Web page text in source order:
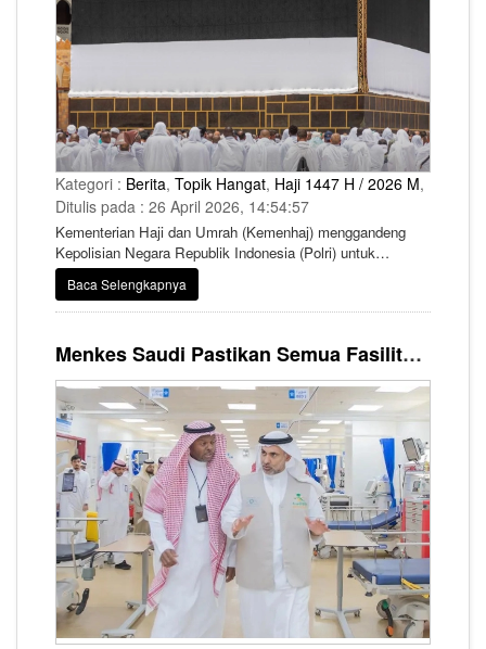
Kategori : Berita, Topik Hangat, Haji 1447 H / 2026 M,
Ditulis pada : 26 April 2026, 14:54:57
Kementerian Haji dan Umrah (Kemenhaj) menggandeng
Kepolisian Negara Republik Indonesia (Polri) untuk
meningkatkan pengawasan serta menekan praktik haji
nonprosedural yang kerap merugikan calon jemaah.
Baca Selengkapnya
Menkes Saudi Pastikan Semua Fasilitas Kesehatan Siap Layani Jemaah Selama Musim Haji